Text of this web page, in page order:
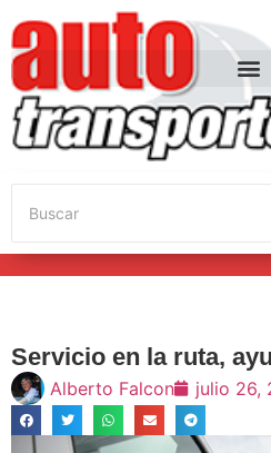
Servicio en la ruta,
Alberto Falcon julio 26,